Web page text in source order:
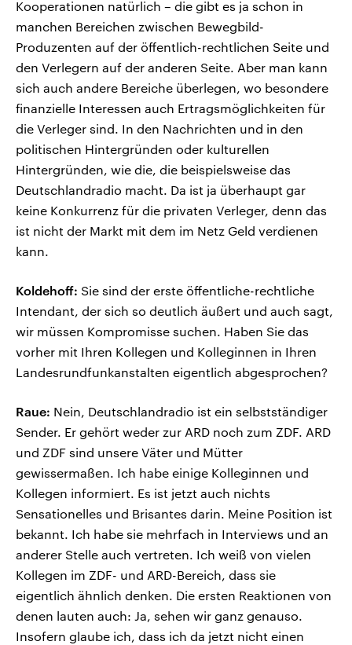
Kooperationen natürlich – die gibt es ja schon in
manchen Bereichen zwischen Bewegbild-
Produzenten auf der öffentlich-rechtlichen Seite und
den Verlegern auf der anderen Seite. Aber man kann
sich auch andere Bereiche überlegen, wo besondere
finanzielle Interessen auch Ertragsmöglichkeiten für
die Verleger sind. In den Nachrichten und in den
politischen Hintergründen oder kulturellen
Hintergründen, wie die, die beispielsweise das
Deutschlandradio macht. Da ist ja überhaupt gar
keine Konkurrenz für die privaten Verleger, denn das
ist nicht der Markt mit dem im Netz Geld verdienen
kann.
Koldehoff: Sie sind der erste öffentliche-rechtliche
Intendant, der sich so deutlich äußert und auch sagt,
wir müssen Kompromisse suchen. Haben Sie das
vorher mit Ihren Kollegen und Kolleginnen in Ihren
Landesrundfunkanstalten eigentlich abgesprochen?
Raue: Nein, Deutschlandradio ist ein selbstständiger
Sender. Er gehört weder zur ARD noch zum ZDF. ARD
und ZDF sind unsere Väter und Mütter
gewissermaßen. Ich habe einige Kolleginnen und
Kollegen informiert. Es ist jetzt auch nichts
Sensationelles und Brisantes darin. Meine Position ist
bekannt. Ich habe sie mehrfach in Interviews und an
anderer Stelle auch vertreten. Ich weiß von vielen
Kollegen im ZDF- und ARD-Bereich, dass sie
eigentlich ähnlich denken. Die ersten Reaktionen von
denen lauten auch: Ja, sehen wir ganz genauso.
Insofern glaube ich, dass ich da jetzt nicht einen